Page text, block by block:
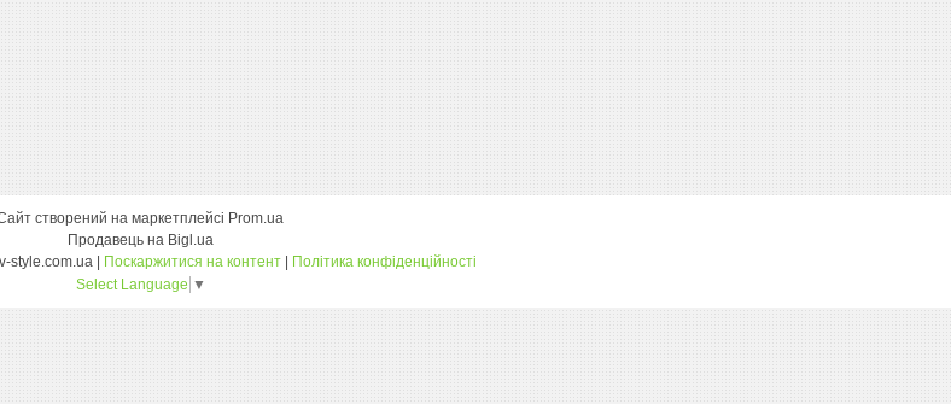
створений на маркетплейсі Prom.ua
Продавець на Bigl.ua
Оптовий інтернет-магазин av-style.com.ua | Поскаржитися на контент | Політика конфіденційності
Select Language ▼